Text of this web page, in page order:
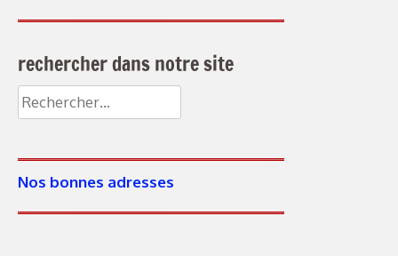
rechercher dans notre site
Nos bonnes adresses